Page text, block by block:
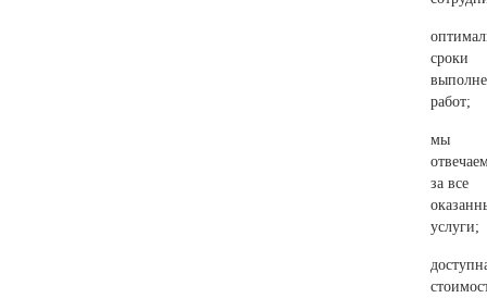
сроки
работ;
мы
за все
услуги;